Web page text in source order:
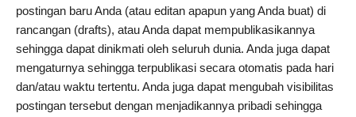
postingan baru Anda (atau editan apapun yang Anda buat) di
rancangan (drafts), atau Anda dapat mempublikasikannya
sehingga dapat dinikmati oleh seluruh dunia. Anda juga dapat
mengaturnya sehingga terpublikasi secara otomatis pada hari
dan/atau waktu tertentu. Anda juga dapat mengubah visibilitas
postingan tersebut dengan menjadikannya pribadi sehingga